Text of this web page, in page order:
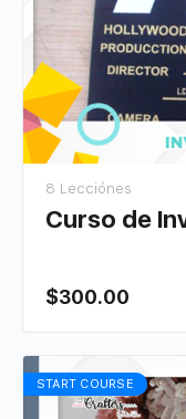
8 Lecciónes
Curso de
$300.00
START COURSE